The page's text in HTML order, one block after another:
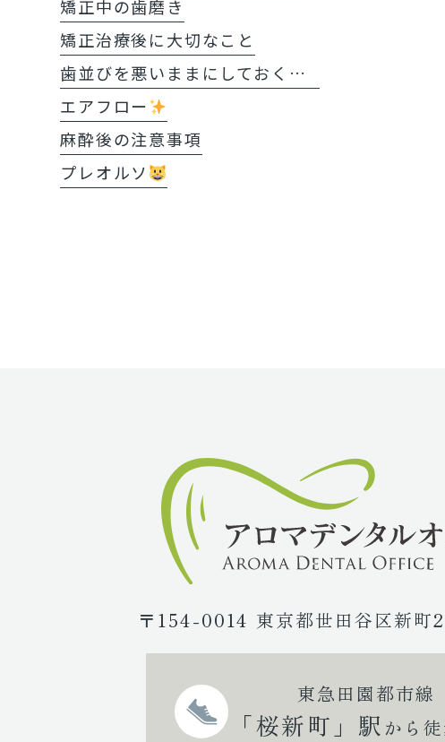
矯正中の歯磨き
矯正治療後に大切なこと
歯並びを悪いままにしておくと?!
エアフロー
麻酔後の注意事項
プレオルソ
〒154-0014 東京都世田谷区新町
東急田園都市線
「桜新町」駅 から